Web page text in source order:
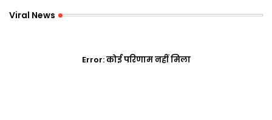
Viral News
Error:कोई परिणाम नहीं मिला